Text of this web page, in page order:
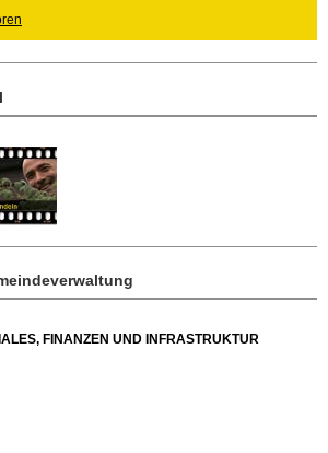
FINANZEN UND INFRASTRUKTUR